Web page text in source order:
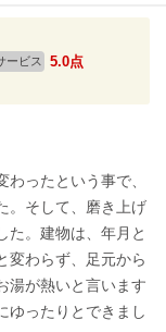
ービス 5.0点
ったという事で、
。そして、磨き上げ
た。建物は、年月と
変わらず、足元から
湯が熱いと言います
ゆったりとできまし